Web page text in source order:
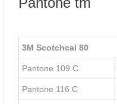
3М Scotchcal 80
Pantone 109 C
Pantone 116 C